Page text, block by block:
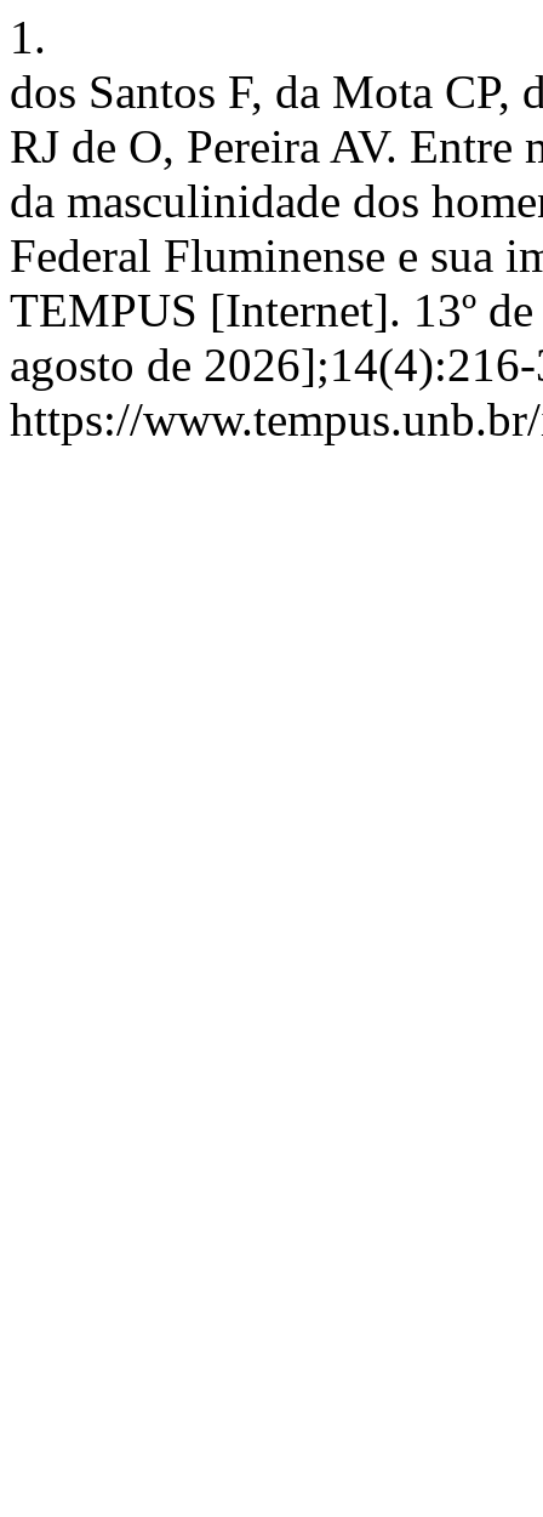
1.
dos Santos F, da Mota
RJ de O, Pereira AV. Entre
da masculinidade dos
Federal Fluminense e sua
TEMPUS [Internet]. 13º
agosto de
https://